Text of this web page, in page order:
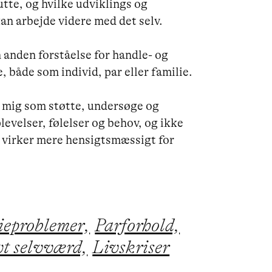
og hvilke udviklings og
arbejde videre med det selv.
forståelse for handle- og
både som individ, par eller familie.
som støtte, undersøge og
følelser og behov, og ikke
mere hensigtsmæssigt for
Parforhold,
selvværd, Livskriser